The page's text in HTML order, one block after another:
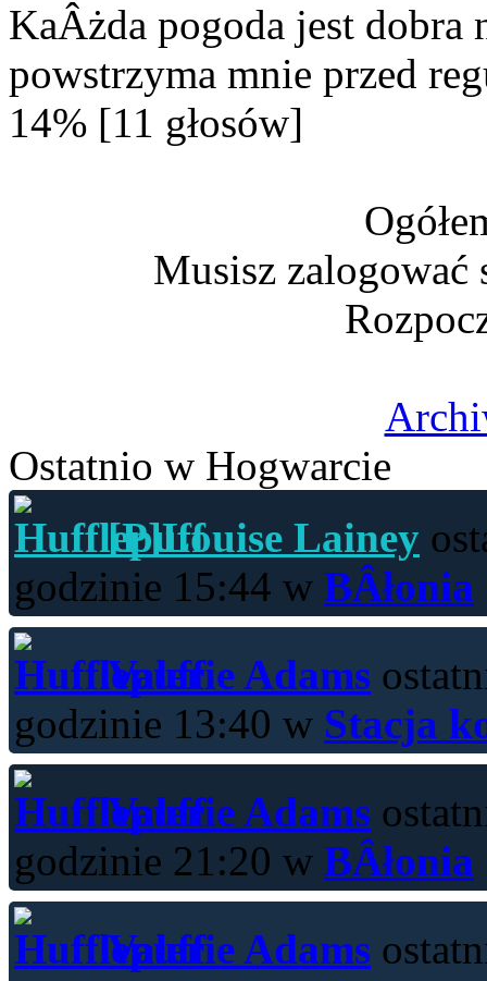
KaÂżda pogoda jest
powstrzyma mnie przed
14% [11 głosów]
Musisz zalogować
Ostatnio w Hogwarcie
[P]Louise Lainey
godzinie 15:44 w BÂłonia
Valerie Adams
godzinie 13:40 w Stacja
Valerie Adams
godzinie 21:20 w BÂłonia
Valerie Adams